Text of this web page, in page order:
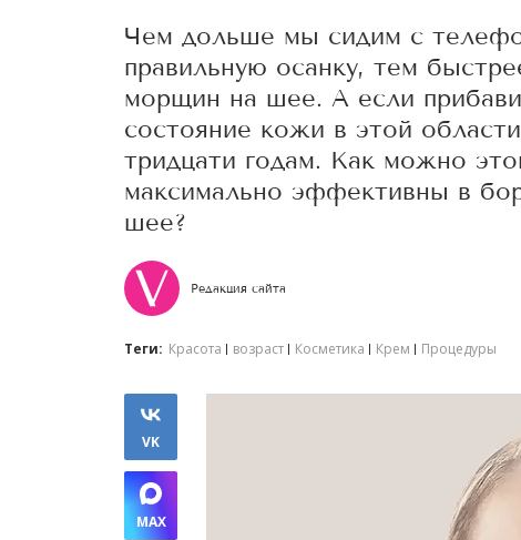
Чем дольше мы сидим с
правильную осанку, тем
морщин на шее. А если
состояние кожи в этой
тридцати годам. Как можно
максимально эффективны в
шее?
Редакция сайта
Теги: Красота возраст Косметика Крем Процедуры
VK
MAX